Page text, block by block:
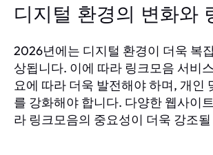
디지털 환경의 변화와
2026년에는 디지털 환경이 더욱 복
상됩니다. 이에 따라 링크모음 서비
요에 따라 더욱 발전해야 하며, 개인
를 강화해야 합니다. 다양한 웹사이
라 링크모음의 중요성이 더욱 강조